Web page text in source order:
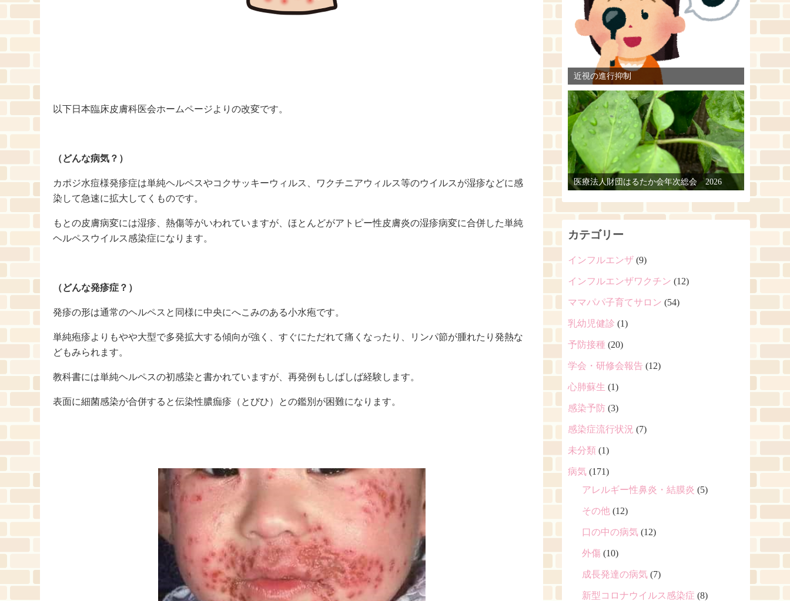
以下日本臨床皮膚科医会ホームページよりの改変です。
（どんな病気？）
カポジ水痘様発疹症は単純ヘルペスやコクサッキーウィルス、ワクチニアウィルス等のウイルスが湿疹などに感
染して急速に拡大してくものです。
もとの皮膚病変には湿疹、熱傷等がいわれていますが、ほとんどがアトピー性皮膚炎の湿疹病変に合併した単純
ヘルペスウイルス感染症になります。
（どんな発疹症？）
発疹の形は通常のヘルペスと同様に中央にへこみのある小水疱です。
単純疱疹よりもやや大型で多発拡大する傾向が強く、すぐにただれて痛くなったり、リンパ節が腫れたり発熱な
どもみられます。
教科書には単純ヘルペスの初感染と書かれていますが、再発例もしばしば経験します。
表面に細菌感染が合併すると伝染性膿痂疹（とびひ）との鑑別が困難になります。
近視の進行抑制
医療法人財団はるたか会年次総会 2026
カテゴリー
インフルエンザ (9)
インフルエンザワクチン (12)
ママパパ子育てサロン (54)
乳幼児健診 (1)
予防接種 (20)
学会・研修会報告 (12)
心肺蘇生 (1)
感染予防 (3)
感染症流行状況 (7)
未分類 (1)
病気 (171)
アレルギー性鼻炎・結膜炎 (5)
その他 (12)
口の中の病気 (12)
外傷 (10)
成長発達の病気 (7)
新型コロナウイルス感染症 (8)